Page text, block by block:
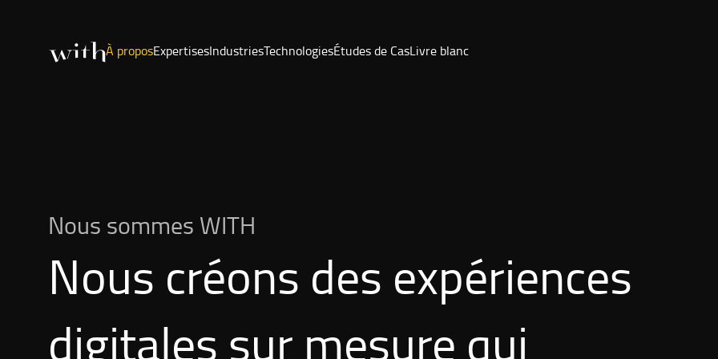
À proposExpertisesIndustriesTechnologiesÉtudes de CasLivre blanc
Nous sommes WITH
Nous créons des expériences
digitales sur mesure qui